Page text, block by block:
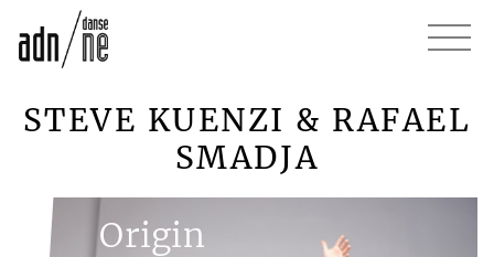
STEVE KUENZI & RAFAEL
SMADJA
Origin